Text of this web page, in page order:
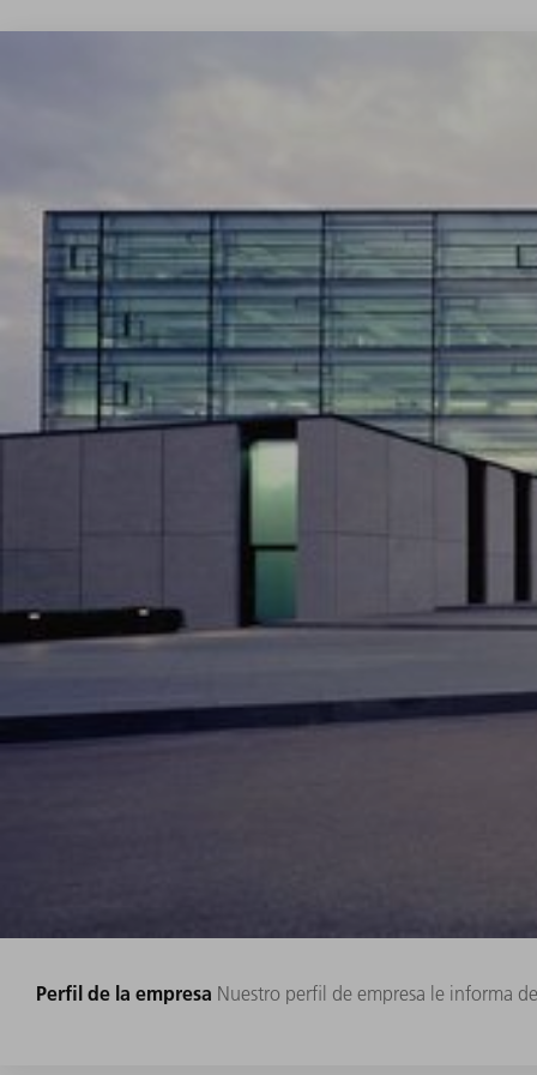
Perfil de la empresa Nuestro perfil de empresa le informa